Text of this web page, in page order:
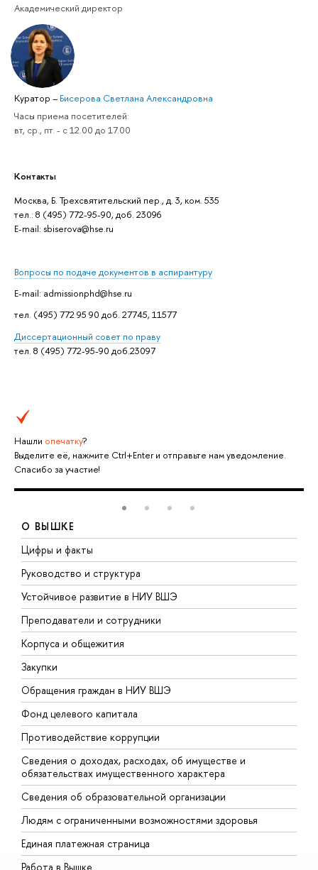
Академический директор
Куратор – Бисерова Светлана Александровна
Часы приема посетителей:
вт, ср., пт. - с 12.00 до 17.00
Контакты
Москва, Б. Трехсвятительский пер., д. 3, ком. 535
тел.: 8 (495) 772-95-90, доб. 23096
Е-mail: sbiserova@hse.ru
Вопросы по подаче документов в аспирантуру
E-mail: admissionphd@hse.ru
тел. (495) 772 95 90 доб. 27745, 11577
Дисcертационный совет по праву
тел. 8 (495) 772-95-90 доб.23097
Нашли опечатку?
Выделите её, нажмите Ctrl+Enter и отправьте нам уведомление.
Спасибо за участие!
О ВЫШКЕ
Цифры и факты
Руководство и структура
Устойчивое развитие в НИУ ВШЭ
Преподаватели и сотрудники
Корпуса и общежития
Закупки
Обращения граждан в НИУ ВШЭ
Фонд целевого капитала
Противодействие коррупции
Сведения о доходах, расходах, об имуществе и
обязательствах имущественного характера
Сведения об образовательной организации
Людям с ограниченными возможностями здоровья
Единая платежная страница
Работа в Вышке